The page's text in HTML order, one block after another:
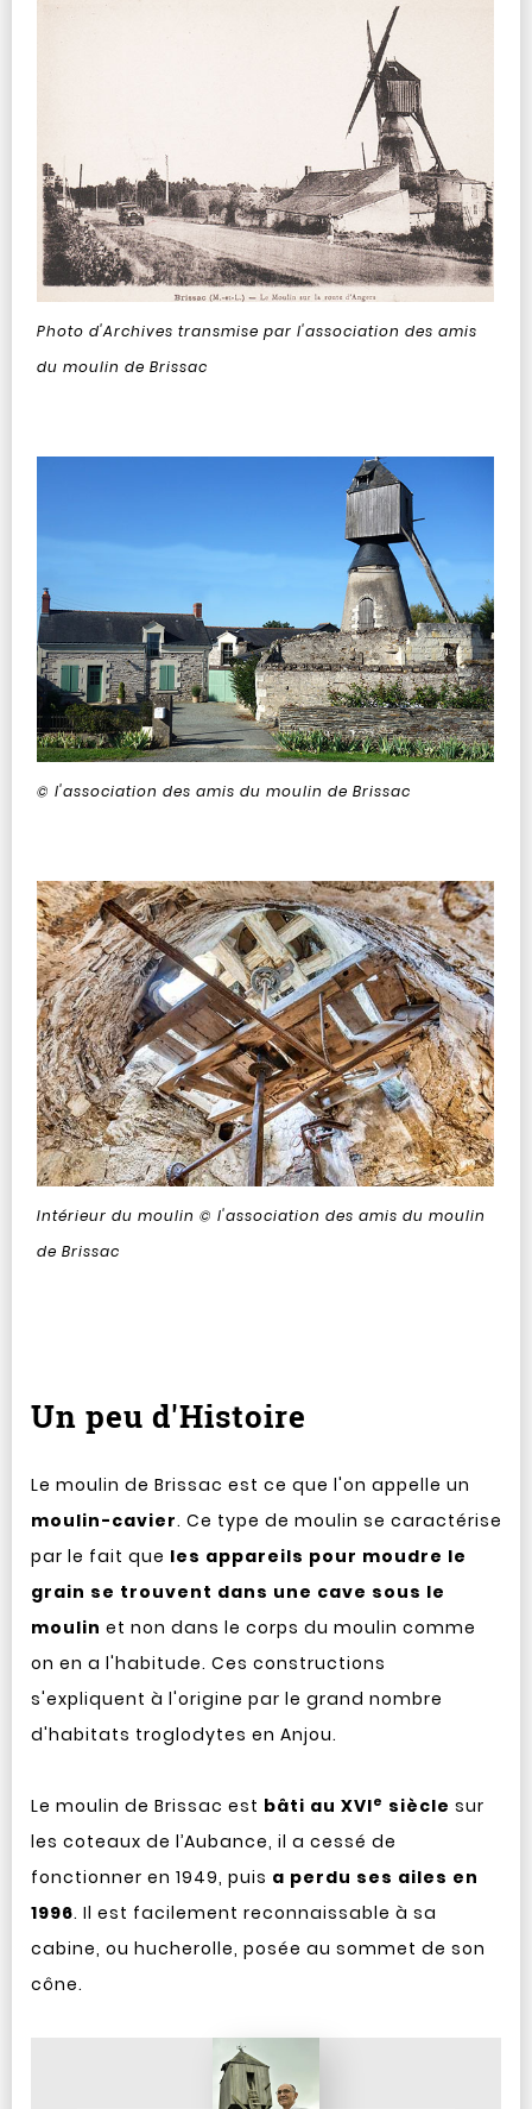
Photo d'Archives transmise par l'association des amis
du moulin de Brissac
© l'association des amis du moulin de Brissac
Intérieur du moulin © l'association des amis du moulin
de Brissac
Un peu d'Histoire
Le moulin de Brissac est ce que l'on appelle un
moulin-cavier. Ce type de moulin se caractérise
par le fait que les appareils pour moudre le
grain se trouvent dans une cave sous le
moulin et non dans le corps du moulin comme
on en a l'habitude. Ces constructions
s'expliquent à l'origine par le grand nombre
d'habitats troglodytes en Anjou.
Le moulin de Brissac est bâti au XVIe siècle sur
les coteaux de l’Aubance, il a cessé de
fonctionner en 1949, puis a perdu ses ailes en
1996. Il est facilement reconnaissable à sa
cabine, ou hucherolle, posée au sommet de son
cône.